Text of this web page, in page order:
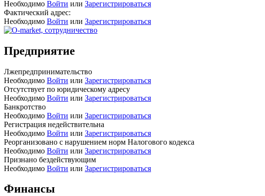
Необходимо Войти или Зарегистрироваться
Фактический адрес:
Необходимо Войти или Зарегистрироваться
Предприятие
Лжепредпринимательство
Необходимо Войти или Зарегистрироваться
Отсутствует по юридическому адресу
Необходимо Войти или Зарегистрироваться
Банкротство
Необходимо Войти или Зарегистрироваться
Регистрация недействительна
Необходимо Войти или Зарегистрироваться
Реорганизовано с нарушением норм Налогового кодекса
Необходимо Войти или Зарегистрироваться
Признано бездействующим
Необходимо Войти или Зарегистрироваться
Финансы